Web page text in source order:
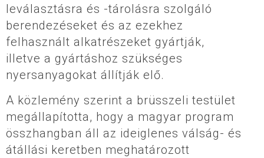
leválasztásra és -tárolásra szolgáló
berendezéseket és az ezekhez
felhasznált alkatrészeket gyártják,
illetve a gyártáshoz szükséges
nyersanyagokat állítják elő.
A közlemény szerint a brüsszeli testület
megállapította, hogy a magyar program
összhangban áll az ideiglenes válság- és
átállási keretben meghatározott